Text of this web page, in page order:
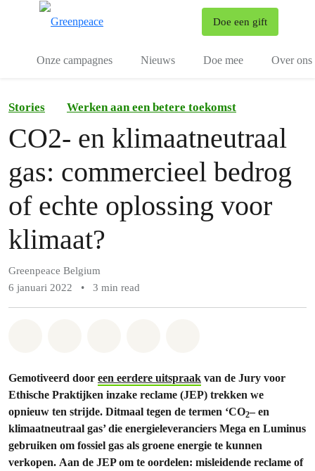
Doe een gift
Onze campagnes Nieuws Doe mee Over ons
Stories Werken aan een betere toekomst
CO2- en klimaatneutraal
gas: commercieel bedrog
of echte oplossing voor
klimaat?
Greenpeace Belgium
6 januari 2022
• 3 min read
Gemotiveerd door een eerdere uitspraak van de Jury voor
Ethische Praktijken inzake reclame (JEP) trekken we
opnieuw ten strijde. Ditmaal tegen de termen ‘CO2– en
klimaatneutraal gas’ die energieleveranciers Mega en Luminus
gebruiken om fossiel gas als groene energie te kunnen
verkopen. Aan de JEP om te oordelen: misleidende reclame of